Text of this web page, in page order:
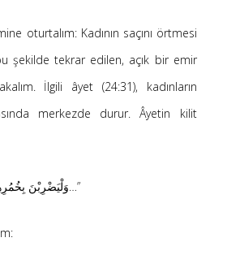
oturtalım: Kadının saçını örtmesi
şekilde tekrar edilen, açık bir emir
İlgili âyet (24:31), kadınların
merkezde durur. Âyetin kilit
“…وَلْيَضْرِبْنَ بِخُمُرِهِنَّ عَلٰى جُيُوبِهِنَّ…”